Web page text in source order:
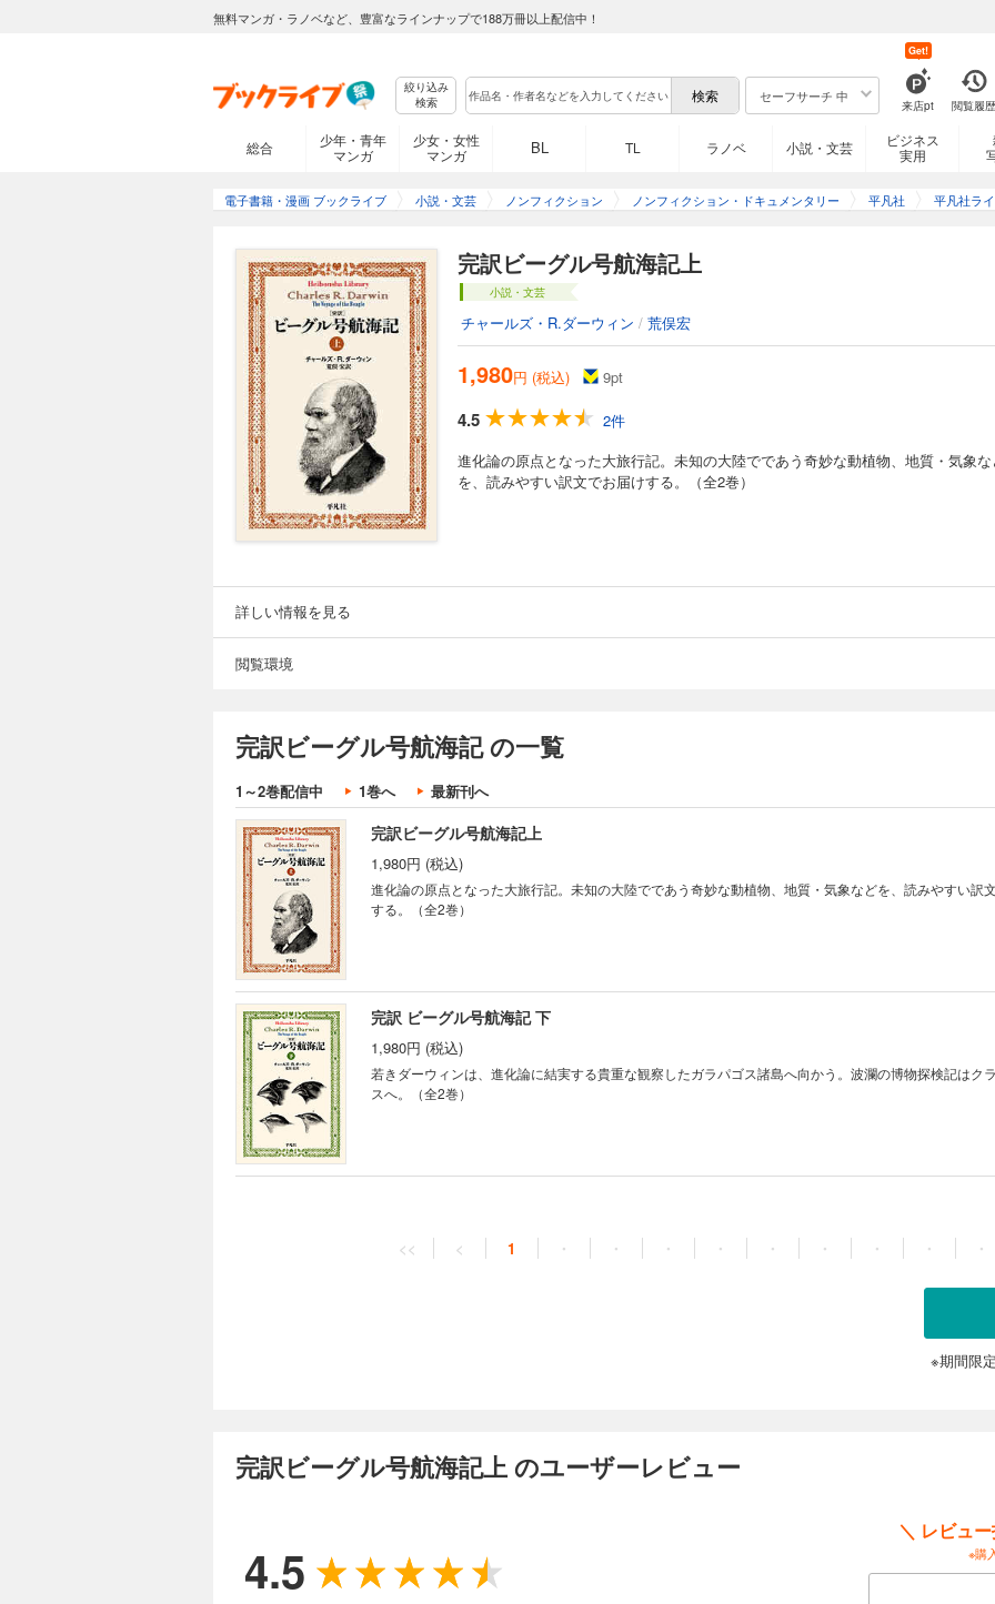
無料マンガ・ラノベなど、豊富なラインナップで188万冊以上配信中！
絞り込み
検索
セーフサーチ 中
来店pt
Get!
閲覧履歴
総合
少年・青年
マンガ
少女・女性
マンガ
BL TL ラノベ 小説・文芸
ビジネス
実用
電子書籍・漫画 ブックライブ 小説・文芸 ノンフィクション ノンフィクション・ドキュメンタリー 平凡社 平凡社ラ
完訳ビーグル号航海記上
小説・文芸
チャールズ・R.ダーウィン / 荒俣宏
1,980円 (税込) 9pt
4.5
2件
進化論の原点となった大旅行記。未知の大陸でであう奇妙な動植物、地質・気象
を、読みやすい訳文でお届けする。（全2巻）
詳しい情報を見る
閲覧環境
完訳ビーグル号航海記 の一覧
1～2巻配信中 1巻へ 最新刊へ
完訳ビーグル号航海記上
1,980円 (税込)
進化論の原点となった大旅行記。未知の大陸でであう奇妙な動植物、地質・気象などを、読みやすい訳
する。（全2巻）
完訳 ビーグル号航海記 下
1,980円 (税込)
若きダーウィンは、進化論に結実する貴重な観察したガラパゴス諸島へ向かう。波瀾の博物探検記はク
スへ。（全2巻）
<< < 1 ・ ・ ・ ・ ・ ・ ・ ・ ・
※期間限
完訳ビーグル号航海記上 のユーザーレビュー
4.5
＼ レビュ
※購